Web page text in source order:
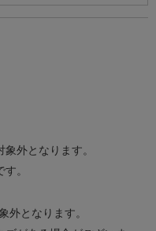
外となります。
。
となります。